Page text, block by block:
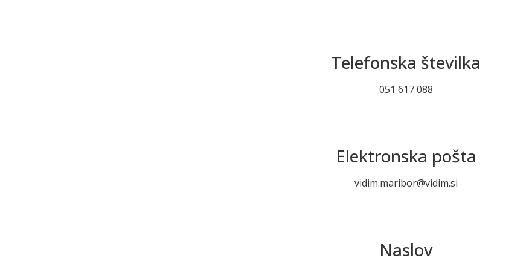
Telefonska številka
051 617 088
Elektronska pošta
vidim.maribor@vidim.si
Naslov